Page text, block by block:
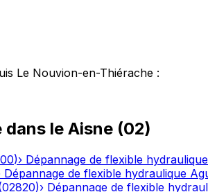
Le Nouvion-en-Thiérache :
dans le Aisne (02)
)› Dépannage de flexible hydraulique
Dépannage de flexible hydraulique
02820)› Dépannage de flexible